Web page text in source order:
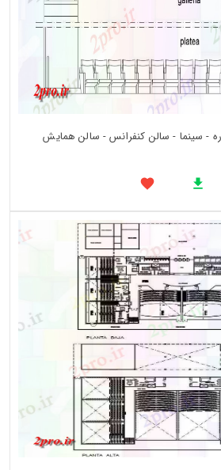
- سینما - سالن کنفرانس - سالن همایش